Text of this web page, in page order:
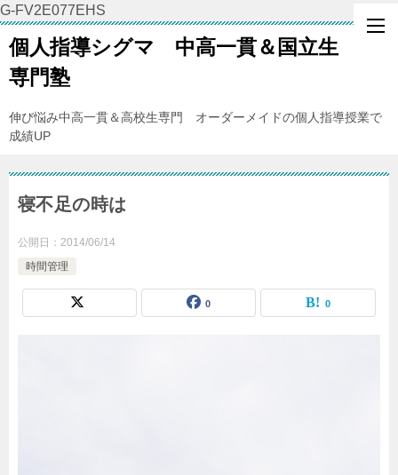
G-FV2E077EHS
個人指導シグマ 中高一貫＆国立生
専門塾
伸び悩み中高一貫＆高校生専門 オーダーメイドの個人指導授業で
成績UP
寝不足の時は
公開日： 2014/06/14
時間管理
0 0